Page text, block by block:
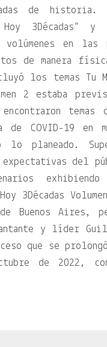
de historia.
3Décadas” y
en
de manera
los temas
2 estaba
temas
de COVID-19 en
lo planeado.
expectativas del
3Décadas
Buenos Aires,
y líder
que se
de 2022,